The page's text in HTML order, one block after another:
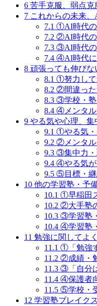
6 苦手克服、弱点克
7 これからの未来
7.1 ①AI時代の
7.2 ②AI時代の
7.3 ③AI時代の
7.4 ④AI時代に
8 頑張っても伸びな
8.1 ①努力して
8.2 ②間違った
8.3 ③学校・塾
8.4 ④メンタル
9 やる気や心理、
9.1 ①やる気・
9.2 ②メンタル
9.3 ③集中力・
9.4 ④やる気が
9.5 ⑤目標・継
10 他の学習塾・予
10.1 ①早稲田
10.2 ②大手塾
10.3 ③学習塾
10.4 ④学習塾
11 勉強に関してよ
11.1 ①「勉強
11.2 ②成績・
11.3 ③「自分
11.4 ④保護者
11.5 ⑤学校・
12 学習塾ブレイク